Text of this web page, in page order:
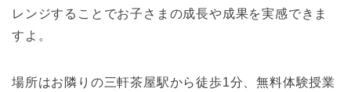
レンジすることでお子さまの成長や成果を実感できま
すよ。
場所はお隣りの三軒茶屋駅から徒歩1分、無料体験授業